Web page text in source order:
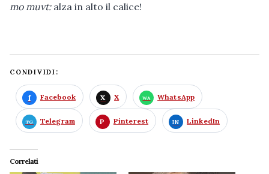
mo muvt: alza in alto il calice!
CONDIVIDI:
Facebook X WhatsApp
Telegram Pinterest LinkedIn
Correlati